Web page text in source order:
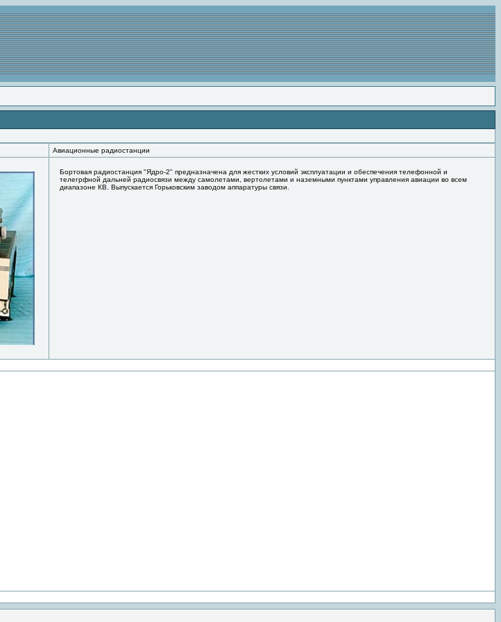
Авиационные радиостанции
Бортовая радиостанция "Ядро-2" предназначена для жестких условий эксплуатации и обеспечения телефонной и
телегрфной дальней радиосвязи между самолетами, вертолетами и наземными пунктами управления авиации во всем
диапазоне КВ. Выпускается Горьковским заводом аппаратуры связи.